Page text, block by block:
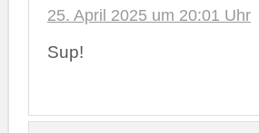
25. April 2025 um 20:01 Uhr
Sup!